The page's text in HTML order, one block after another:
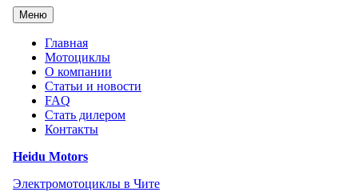
Перейти
содержанию
Heidu Motors
Электромотоциклы в Чите
Меню
Главная
Мотоциклы
О компании
Статьи и новости
FAQ
Стать дилером
Контакты